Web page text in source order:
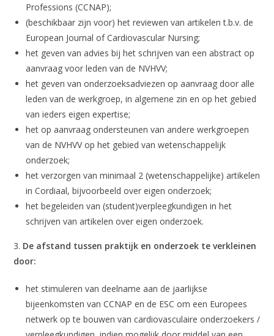
Professions (CCNAP);
(beschikbaar zijn voor) het reviewen van artikelen t.b.v. de
European Journal of Cardiovascular Nursing;
het geven van advies bij het schrijven van een abstract op
aanvraag voor leden van de NVHVV;
het geven van onderzoeksadviezen op aanvraag door alle
leden van de werkgroep, in algemene zin en op het gebied
van ieders eigen expertise;
het op aanvraag ondersteunen van andere werkgroepen
van de NVHVV op het gebied van wetenschappelijk
onderzoek;
het verzorgen van minimaal 2 (wetenschappelijke) artikelen
in Cordiaal, bijvoorbeeld over eigen onderzoek;
het begeleiden van (student)verpleegkundigen in het
schrijven van artikelen over eigen onderzoek.
3. De afstand tussen praktijk en onderzoek te verkleinen
door:
het stimuleren van deelname aan de jaarlijkse
bijeenkomsten van CCNAP en de ESC om een Europees
netwerk op te bouwen van cardiovasculaire onderzoekers /